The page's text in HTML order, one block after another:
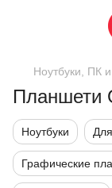
Ноутбуки, ПК
Планшети
Ноутбуки
Графические